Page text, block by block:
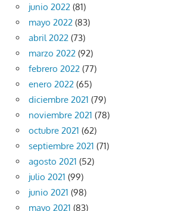
junio 2022 (81)
mayo 2022 (83)
abril 2022 (73)
marzo 2022 (92)
febrero 2022 (77)
enero 2022 (65)
diciembre 2021 (79)
noviembre 2021 (78)
octubre 2021 (62)
septiembre 2021 (71)
agosto 2021 (52)
julio 2021 (99)
junio 2021 (98)
mayo 2021 (83)